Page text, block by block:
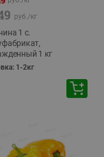
руб./кг
1 с.
1 кг
1-2кг